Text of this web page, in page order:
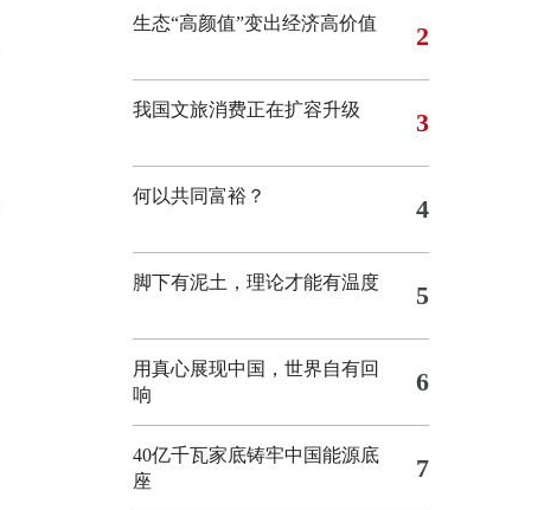
生态“高颜值”变出经济高价值 2
我国文旅消费正在扩容升级 3
何以共同富裕？ 4
脚下有泥土，理论才能有温度 5
用真心展现中国，世界自有回
响
6
40亿千瓦家底铸牢中国能源底
座
7